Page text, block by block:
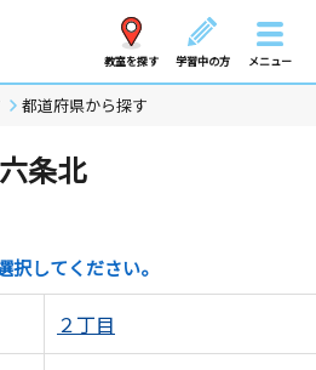
教室を探す 学習中の方 メニュー
都道府県から探す
条北
択してください。
２丁目